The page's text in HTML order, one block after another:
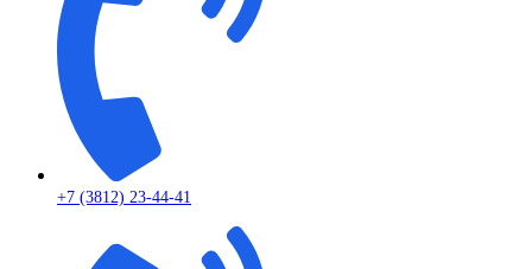
+7 (3812) 23-44-41